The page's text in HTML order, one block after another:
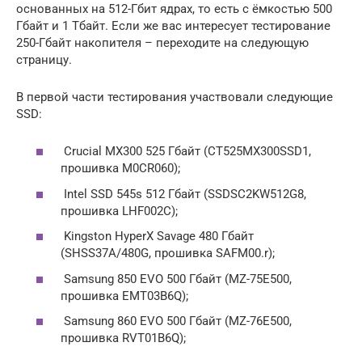
основанных на 512-Гбит ядрах, то есть с ёмкостью 500
Гбайт и 1 Тбайт. Если же вас интересует тестирование
250-Гбайт накопителя – переходите на следующую
страницу.
В первой части тестирования участвовали следующие
SSD:
Crucial MX300 525 Гбайт (CT525MX300SSD1,
прошивка M0CR060);
Intel SSD 545s 512 Гбайт (SSDSC2KW512G8,
прошивка LHF002C);
Kingston HyperX Savage 480 Гбайт
(SHSS37A/480G, прошивка SAFM00.r);
Samsung 850 EVO 500 Гбайт (MZ-75E500,
прошивка EMT03B6Q);
Samsung 860 EVO 500 Гбайт (MZ-76E500,
прошивка RVT01B6Q);